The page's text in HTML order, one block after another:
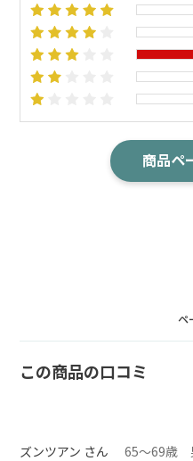
商品ペ
ペ
この商品の口コミ
ズンツアン さん 65～69歳